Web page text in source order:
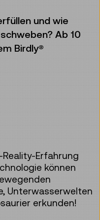
und wie
Ab 10
Birdly®
Erfahrung
können
Unterwasserwelten
erkunden!